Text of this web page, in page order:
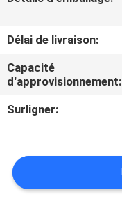
CONTRÔLE
QUALITÉ
CONTACTEZ-
NOUS
Délai de livraison:
Capacité
d'approvisionnement:
Surligner: